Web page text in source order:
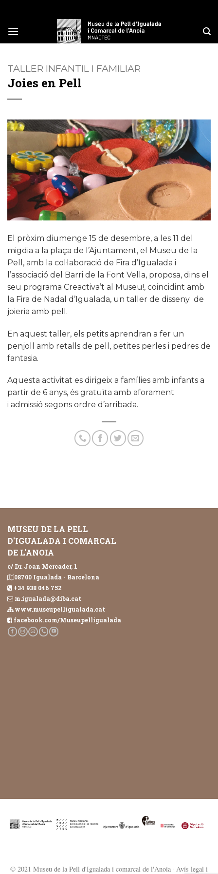
content
TALLER INFANTIL I FAMILIAR
Joies en Pell
El pròxim diumenge 15 de desembre, a les 11 del
migdia a la plaça de l’Ajuntament, el Museu de la
Pell, amb la col·laboració de Fira d’Igualada i
l’associació del Barri de la Font Vella, proposa, dins el
seu programa Creactiva’t al Museu!, coincidint amb
la Fira de Nadal d’Igualada, un taller de disseny de
joieria amb pell.
En aquest taller, els petits aprendran a fer un
penjoll amb retalls de pell, petites perles i pedres de
fantasia.
Aquesta activitat es dirigeix a famílies amb infants a
partir de 6 anys, és gratuïta amb aforament
i admissió segons ordre d’arribada.
MUSEU DE LA PELL
D'IGUALADA I COMARCAL
DE L'ANOIA
c/ Dr. Joan Mercader, 1
08700 Igualada - Barcelona
+34 938 046 752
m.igualada@diba.cat
www.museupelligualada.cat
facebook.com/Museupelligualada
© 2021 Museu de la Pell d'Igualada i comarcal de l'Anoia Avís legal i